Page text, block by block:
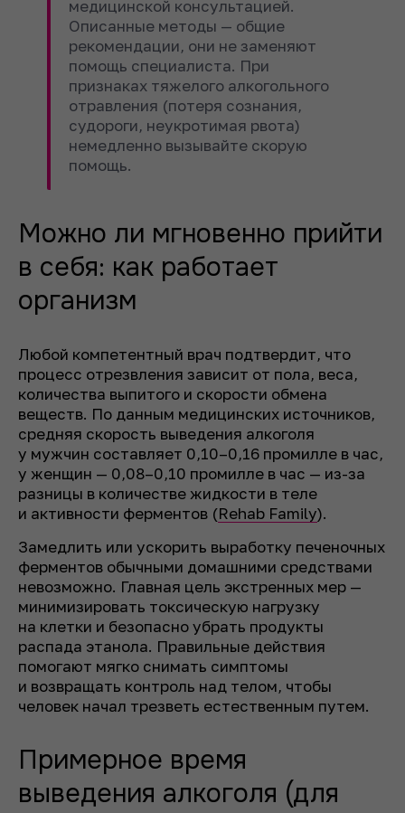
медицинской консультацией.
Описанные методы — общие
рекомендации, они не заменяют
помощь специалиста. При
признаках тяжелого алкогольного
отравления (потеря сознания,
судороги, неукротимая рвота)
немедленно вызывайте скорую
помощь.
Можно ли мгновенно прийти
в себя: как работает
организм
Любой компетентный врач подтвердит, что
процесс отрезвления зависит от пола, веса,
количества выпитого и скорости обмена
веществ. По данным медицинских источников,
средняя скорость выведения алкоголя
у мужчин составляет 0,10–0,16 промилле в час,
у женщин — 0,08–0,10 промилле в час — из-за
разницы в количестве жидкости в теле
и активности ферментов (Rehab Family).
Замедлить или ускорить выработку печеночных
ферментов обычными домашними средствами
невозможно. Главная цель экстренных мер —
минимизировать токсическую нагрузку
на клетки и безопасно убрать продукты
распада этанола. Правильные действия
помогают мягко снимать симптомы
и возвращать контроль над телом, чтобы
человек начал трезветь естественным путем.
Примерное время
выведения алкоголя (для